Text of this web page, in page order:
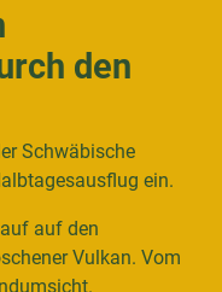
den
Schwäbische
ein.
auf den
Vulkan. Vom